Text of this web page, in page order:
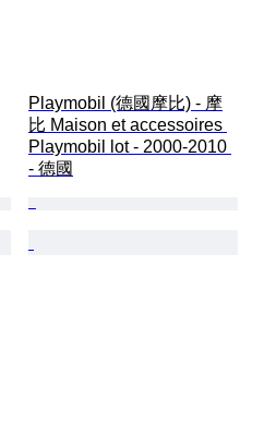
Playmobil (德國摩比) - 摩
比 Maison et accessoires
Playmobil lot - 2000-2010
- 德國